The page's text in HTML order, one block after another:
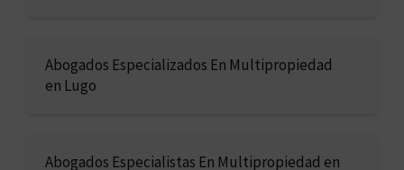
Abogados Especializados En Multipropiedad
en Lugo
Abogados Especialistas En Multipropiedad en